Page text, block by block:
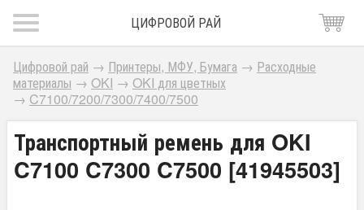
ЦИФРОВОЙ РАЙ
Цифровой рай → Принтеры, МФУ, Бумага → Расходные
материалы → OKI → OKI для цветных
→ C7100/7200/7300/7400/7500
Транспортный ремень для OKI
C7100 C7300 C7500 [41945503]